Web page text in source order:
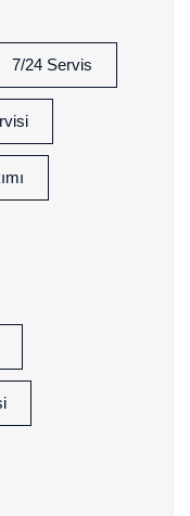
7/24 Servis